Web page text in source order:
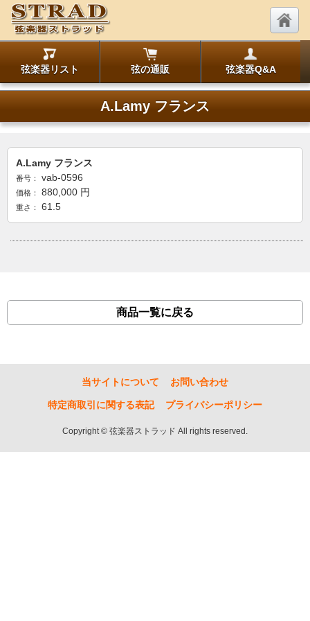
弦楽器リスト 弦の通販 弦楽器Q&A
A.Lamy フランス
A.Lamy フランス
番号： vab-0596
価格： 880,000 円
重さ： 61.5
商品一覧に戻る
当サイトについて お問い合わせ
特定商取引に関する表記 プライバシーポリシー
Copyright © 弦楽器ストラッド All rights reserved.